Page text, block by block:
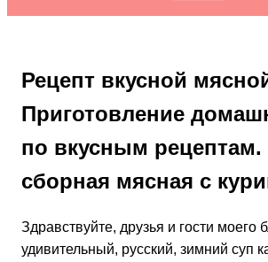
Рецепт вкусной
Приготовление
по вкусным рецептам.
сборная мясная с
Здравствуйте, друзья и гости моего
удивительный, русский, зимний суп